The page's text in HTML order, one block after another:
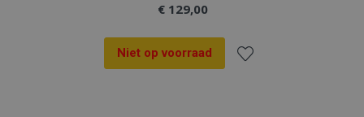
€ 129,00
Niet op voorraad